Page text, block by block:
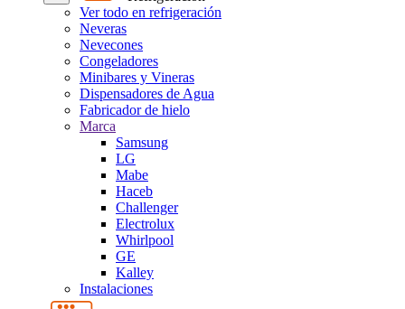
Ver todo en refrigeración
Neveras
Nevecones
Congeladores
Minibares y Vineras
Dispensadores de Agua
Fabricador de hielo
Marca
Samsung
LG
Mabe
Haceb
Challenger
Electrolux
Whirlpool
GE
Kalley
Instalaciones